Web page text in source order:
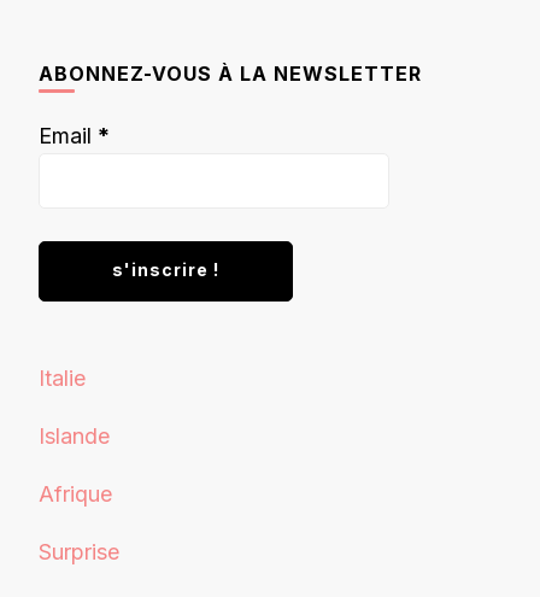
ABONNEZ-VOUS À LA NEWSLETTER
Email *
Italie
Islande
Afrique
Surprise